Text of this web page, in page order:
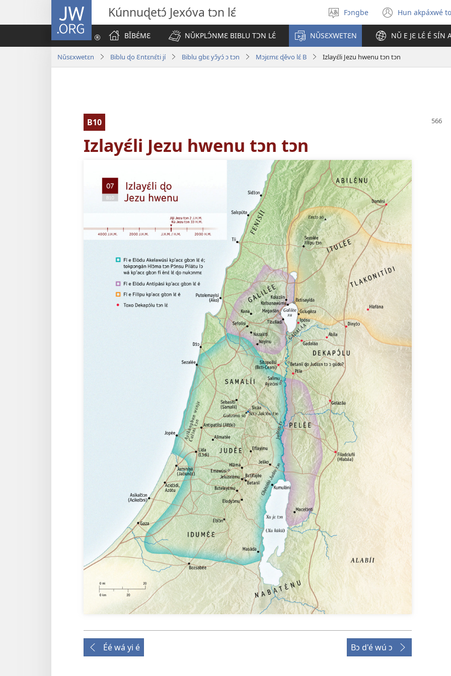
JW.ORG Kúnnuɖetɔ́ Jexóva tɔn lɛ́
Sɔ́
gbe
ɖokpó
Fɔngbe Hun akpáxwé
(opens
new
window)
BǏBƐ́MƐ
NǓKPLƆ́NMƐ BIBLU TƆN LƐ́ NǓSƐXWETƐN NǓ E JƐ LƐ́ É SÍN
Nǔsɛxwetɛn Biblu ɖo Ɛntɛnɛ́ti jí Biblu gbɛ yɔ̌yɔ́ ɔ tɔn Mɔjɛmɛ ɖěvo lɛ́ B Izlayɛ́li Jezu hwenu tɔn tɔn
B10
Izlayɛ́li Jezu hwenu tɔn tɔn
Éé wá yi é Bɔ d'é wú ɔ